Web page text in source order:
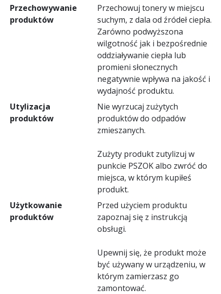
Przechowywanie
produktów
Przechowuj tonery w miejscu
suchym, z dala od źródeł ciepła.
Zarówno podwyższona
wilgotność jak i bezpośrednie
oddziaływanie ciepła lub
promieni słonecznych
negatywnie wpływa na jakość i
wydajność produktu.
Utylizacja
produktów
Nie wyrzucaj zużytych
produktów do odpadów
zmieszanych.
Zużyty produkt zutylizuj w
punkcie PSZOK albo zwróć do
miejsca, w którym kupiłeś
produkt.
Użytkowanie
produktów
Przed użyciem produktu
zapoznaj się z instrukcją
obsługi.
Upewnij się, że produkt może
być używany w urządzeniu, w
którym zamierzasz go
zamontować.